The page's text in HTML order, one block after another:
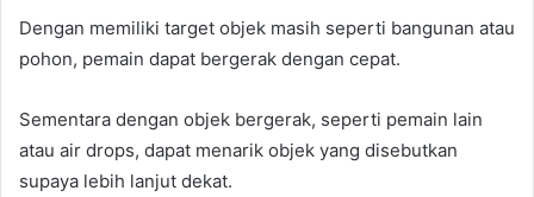
Dengan memiliki target objek masih seperti bangunan atau
pohon, pemain dapat bergerak dengan cepat.
Sementara dengan objek bergerak, seperti pemain lain
atau air drops, dapat menarik objek yang disebutkan
supaya lebih lanjut dekat.